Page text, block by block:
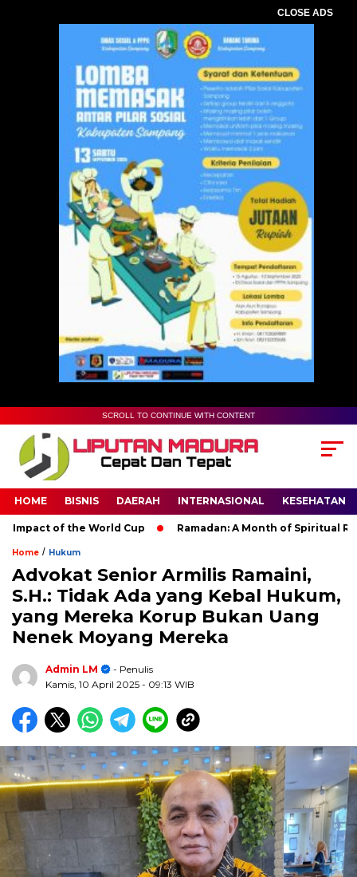
CLOSE ADS
SCROLL TO CONTINUE WITH CONTENT
HOME BISNIS DAERAH INTERNASIONAL KESEHATAN
of the World Cup Ramadan: A Month of Spiritual
Home / Hukum
Advokat Senior Armilis Ramaini,
S.H.: Tidak Ada yang Kebal Hukum,
yang Mereka Korup Bukan Uang
Nenek Moyang Mereka
Admin LM
- Penulis
Kamis, 10 April 2025 - 09:13 WIB